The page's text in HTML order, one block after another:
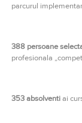
parcurul
388 persoane
profesionala
353 absolventiai